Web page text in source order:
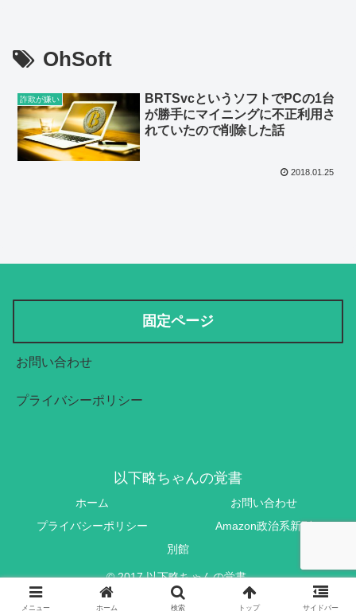
OhSoft
詐欺が嫌い
BRTSvcというソフトでPCの1台
が勝手にマイニングに不正利用さ
れていたので削除した話
2018.01.25
固定ページ
お問い合わせ
プライバシーポリシー
以下略ちゃんの覚書
ホーム
お問い合わせ
プライバシーポリシー
Amazon政治系新刊
別館
© 2017 以下略ちゃんの覚書.
メニュー ホーム 検索 トップ サイドバー